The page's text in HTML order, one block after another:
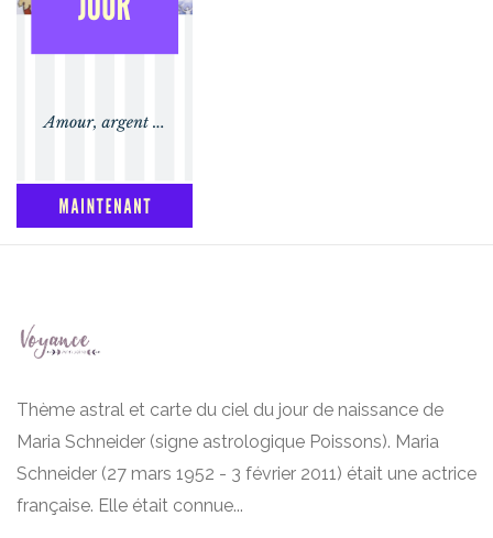
Thème astral et carte du ciel du jour de naissance de
Maria Schneider (signe astrologique Poissons). Maria
Schneider (27 mars 1952 - 3 février 2011) était une actrice
française. Elle était connue...